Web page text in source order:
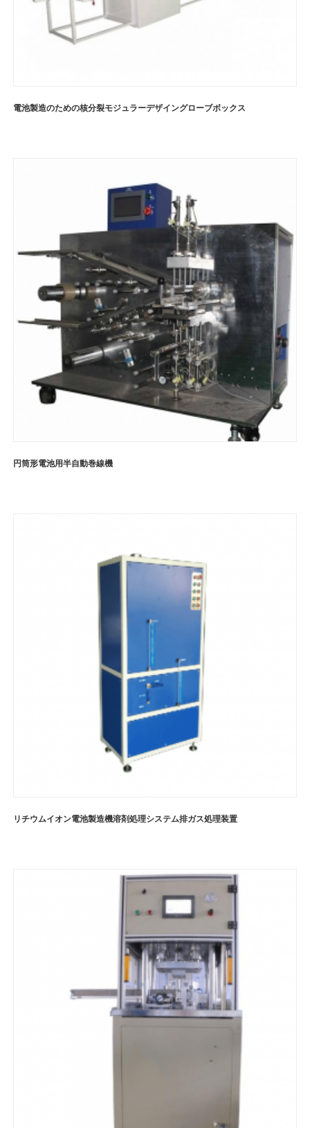
電池製造のための核分裂モジュラーデザイングローブボックス
円筒形電池用半自動巻線機
リチウムイオン電池製造機溶剤処理システム排ガス処理装置